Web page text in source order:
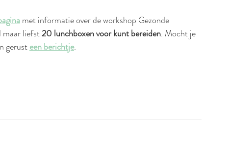
met informatie over de workshop Gezonde
maar liefst 20 lunchboxen voor kunt bereiden. Mocht je
gerust een berichtje.